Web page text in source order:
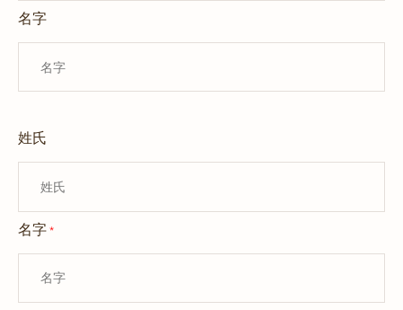
名字
姓氏
名字 *